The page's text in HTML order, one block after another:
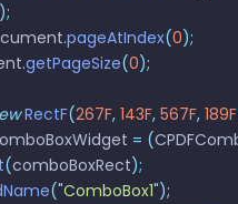
);
.pageAtIndex(0);
.getPageSize(0);
RectF(267F, 143F, 567F, 189F
= (
(comboBoxRect);
("ComboBox1");